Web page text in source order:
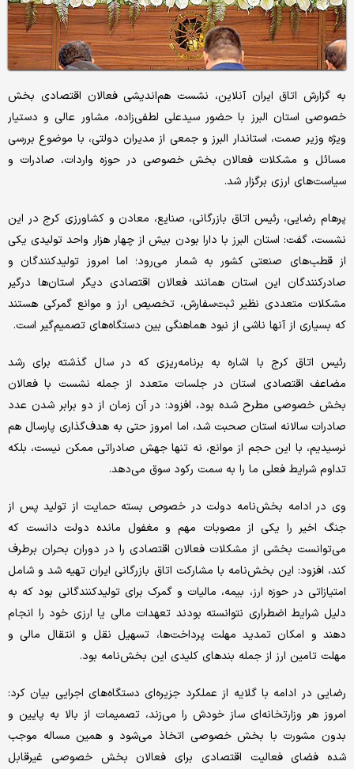
به گزارش اتاق ایران آنلاین، نشست هم‌اندیشی فعالان اقتصادی بخش
خصوصی استان البرز با حضور سیدعلی لطفی‌زاده، مشاور عالی و دستیار
ویژه وزیر صمت، استاندار البرز و جمعی از مدیران دولتی، با موضوع بررسی
مسائل و مشکلات فعالان بخش خصوصی در حوزه واردات، صادرات و
سیاست‌های ارزی برگزار شد.
پرهام رضایی، رئیس اتاق بازرگانی، صنایع، معادن و کشاورزی کرج در این
نشست، گفت: استان البرز با دارا بودن بیش از چهار هزار واحد تولیدی یکی
از قطب‌های صنعتی کشور به شمار می‌رود؛ اما امروز تولیدکنندگان و
صادرکنندگان این استان همانند فعالان اقتصادی دیگر استان‌ها درگیر
مشکلات متعددی نظیر ثبت‌سفارش، تخصیص ارز و موانع گمرکی هستند
که بسیاری از آنها ناشی از نبود هماهنگی بین دستگاه‌های تصمیم‌گیر است.
رئیس اتاق کرج با اشاره به برنامه‌ریزی که در سال گذشته برای رشد
مضاعف اقتصادی استان در جلسات متعدد از جمله نشست با فعالان
بخش خصوصی مطرح شده بود، افزود: در آن زمان از دو برابر شدن عدد
صادرات سالانه استان صحبت شد، اما امروز حتی به هدف‌گذاری پارسال هم
نرسیدیم، با این حجم از موانع، نه تنها جهش صادراتی ممکن نیست، بلکه
تداوم شرایط فعلی ما را به سمت رکود سوق می‌دهد.
وی در ادامه بخش‌نامه دولت در خصوص بسته حمایت از تولید پس از
جنگ اخیر را یکی از مصوبات مهم و مغفول مانده دولت دانست که
می‌توانست بخشی از مشکلات فعالان اقتصادی را در دوران بحران برطرف
کند، افزود: این بخش‌نامه با مشارکت اتاق بازرگانی ایران تهیه شد و شامل
امتیازاتی در حوزه ارز، بیمه، مالیات و گمرک برای تولیدکنندگانی بود که به
دلیل شرایط اضطراری نتوانسته بودند تعهدات مالی یا ارزی خود را انجام
دهند و امکان تمدید مهلت پرداخت‌ها، تسهیل نقل و انتقال مالی و
مهلت تامین ارز از جمله بندهای کلیدی این بخش‌نامه بود.
رضایی در ادامه با گلایه از عملکرد جزیره‌ای دستگاه‌های اجرایی بیان کرد:
امروز هر وزارتخانه‌ای ساز خودش را می‌زند، تصمیمات از بالا به پایین و
بدون مشورت با بخش خصوصی اتخاذ می‌شود و همین مساله موجب
شده فضای فعالیت اقتصادی برای فعالان بخش خصوصی غیرقابل